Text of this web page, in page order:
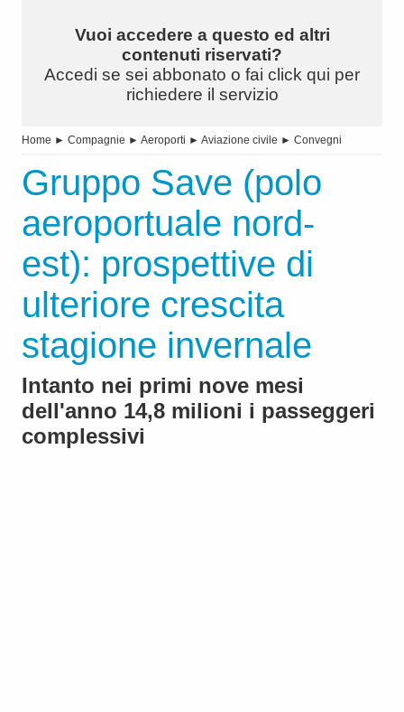
Vuoi accedere a questo ed altri
contenuti riservati?
Accedi se sei abbonato o fai click qui per
richiedere il servizio
Home ► Compagnie ► Aeroporti ► Aviazione civile ► Convegni
Gruppo Save (polo
aeroportuale nord-
est): prospettive di
ulteriore crescita
stagione invernale
Intanto nei primi nove mesi
dell'anno 14,8 milioni i passeggeri
complessivi